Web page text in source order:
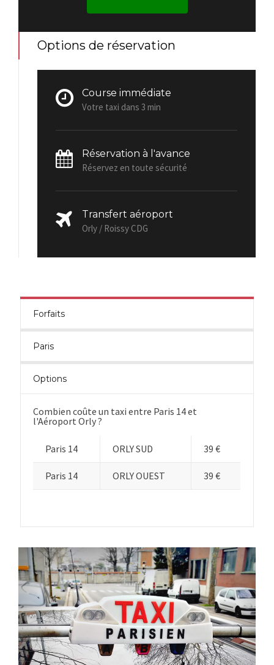
Options de réservation
Course immédiate
Votre taxi dans 3 min
Réservation à l'avance
Réservez en toute sécurité
Transfert aéroport
Orly / Roissy CDG
Forfaits
Paris
Options
Combien coûte un taxi entre Paris 14 et
l'Aéroport Orly ?
Paris 14 ORLY SUD 39 €
Paris 14 ORLY OUEST 39 €